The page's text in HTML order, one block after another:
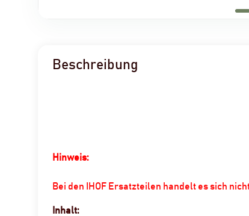
Beschreibung
Hinweis:
Bei den IHOF Ersatzteilen handelt es sich
Inhalt: